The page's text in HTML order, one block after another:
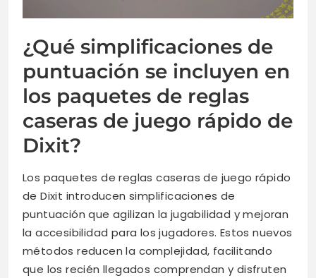
¿Qué simplificaciones de
puntuación se incluyen en
los paquetes de reglas
caseras de juego rápido de
Dixit?
Los paquetes de reglas caseras de juego rápido
de Dixit introducen simplificaciones de
puntuación que agilizan la jugabilidad y mejoran
la accesibilidad para los jugadores. Estos nuevos
métodos reducen la complejidad, facilitando
que los recién llegados comprendan y disfruten